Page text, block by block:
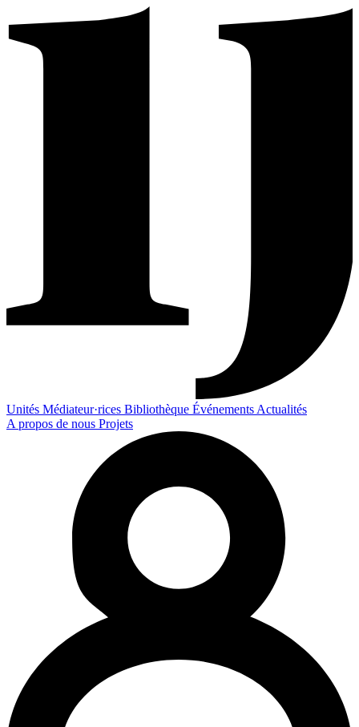
Unités Médiateur·rices Bibliothèque Événements Actualités
A propos de nous Projets